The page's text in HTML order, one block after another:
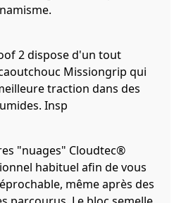
2 dispose d'un tout
Missiongrip qui
traction dans des
Insp
"nuages" Cloudtec®
habituel afin de vous
même après des